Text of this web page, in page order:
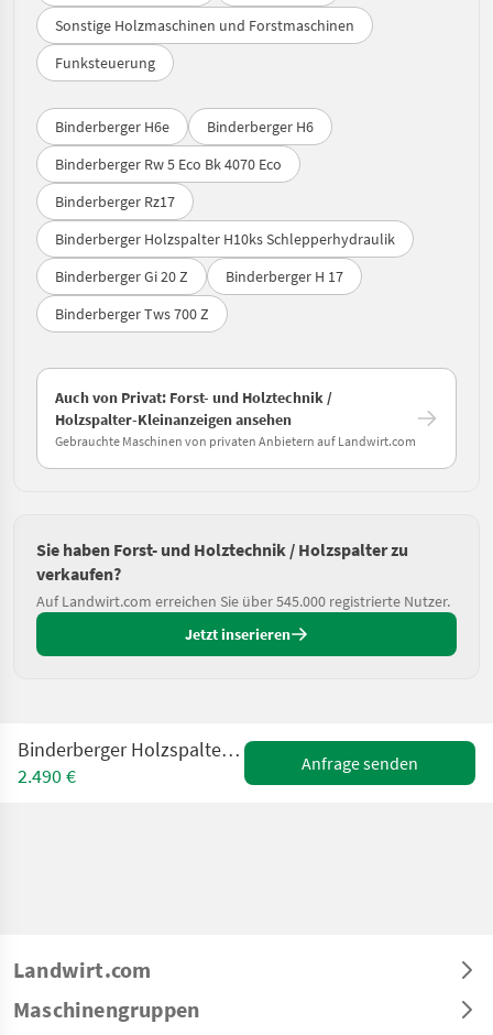
Sonstige Holzmaschinen und Forstmaschinen
Funksteuerung
Binderberger H6e
Binderberger H6
Binderberger Rw 5 Eco Bk 4070 Eco
Binderberger Rz17
Binderberger Holzspalter H10ks Schlepperhydraulik
Binderberger Gi 20 Z
Binderberger H 17
Binderberger Tws 700 Z
Auch von Privat: Forst- und Holztechnik /
Holzspalter-Kleinanzeigen ansehen
Gebrauchte Maschinen von privaten Anbietern auf Landwirt.com
Sie haben Forst- und Holztechnik / Holzspalter zu
verkaufen?
Auf Landwirt.com erreichen Sie über 545.000 registrierte Nutzer.
Jetzt inserieren
Binderberger Holzspalter H10KS Schlepperhydraulik 10to
2.490 €
Anfrage senden
Landwirt.com
Maschinengruppen